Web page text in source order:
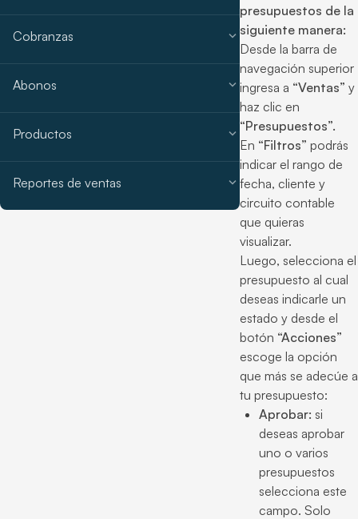
Cobranzas expand_more
Abonos expand_more
Productos expand_more
Reportes de ventas expand_more
presupuestos de la
siguiente manera:
Desde la barra de
navegación superior
ingresa a “Ventas” y
haz clic en
“Presupuestos”.
En “Filtros” podrás
indicar el rango de
fecha, cliente y
circuito contable
que quieras
visualizar.
Luego, selecciona el
presupuesto al cual
deseas indicarle un
estado y desde el
botón “Acciones”
escoge la opción
que más se adecúe a
tu presupuesto:
Aprobar: si
deseas aprobar
uno o varios
presupuestos
selecciona este
campo. Solo